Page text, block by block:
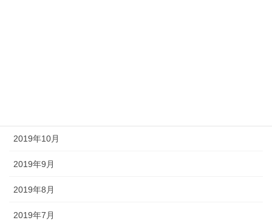
2019年10月
2019年9月
2019年8月
2019年7月